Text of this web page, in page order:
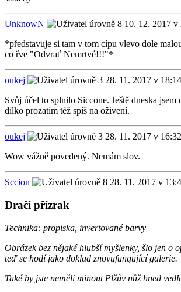
UnknowN
10. 12. 2017 v
*představuje si tam v tom cípu vlevo dole
co řve "Odvrať Nemrtvé!!!"*
oukej
28. 11. 2017 v
Svůj účel to splnilo Siccone. Ještě dneska jsem
dílko prozatím též spíš na oživení.
oukej
28. 11. 2017 v
Wow vážně povedený. Nemám slov.
Sccion 28. 11. 2017 v
Dračí přízrak
Technika: propiska, invertované barvy
Obrázek bez nějaké hlubší myšlenky, šlo jen o
teď se hodí jako doklad znovufungující galerie.
Také by jste neměli minout Plžův nůž hned